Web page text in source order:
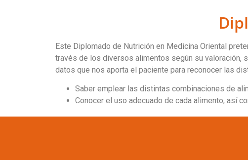
Este Diplomado de Nutrición en Medicina Oriental
través de los diversos alimentos según su valoración,
datos que nos aporta el paciente para reconocer las
Saber emplear las distintas combinaciones de
Conocer el uso adecuado de cada alimento, así